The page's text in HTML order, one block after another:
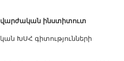
ինստիտուտ
ԽՍՀ գիտությունների